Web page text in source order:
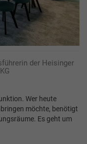
der Heisinger
Wer heute
möchte, benötigt
Es geht um